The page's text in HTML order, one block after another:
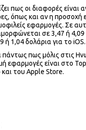
πως οι διαφορές είναι
όπως και αν η προσοχή
εφαρμογές. Σε
σε 3,47 ή 4,09
ή 1,04 δολάρια για το iOS.
πάντως πως μόλις στις
εφαρμογές είναι στο
του Apple Store.